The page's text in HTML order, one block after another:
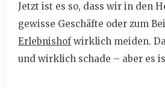
Jetzt ist es so, dass wir in den
gewisse Geschäfte oder zum
Erlebnishofwirklich meiden.
und wirklich schade – aber es